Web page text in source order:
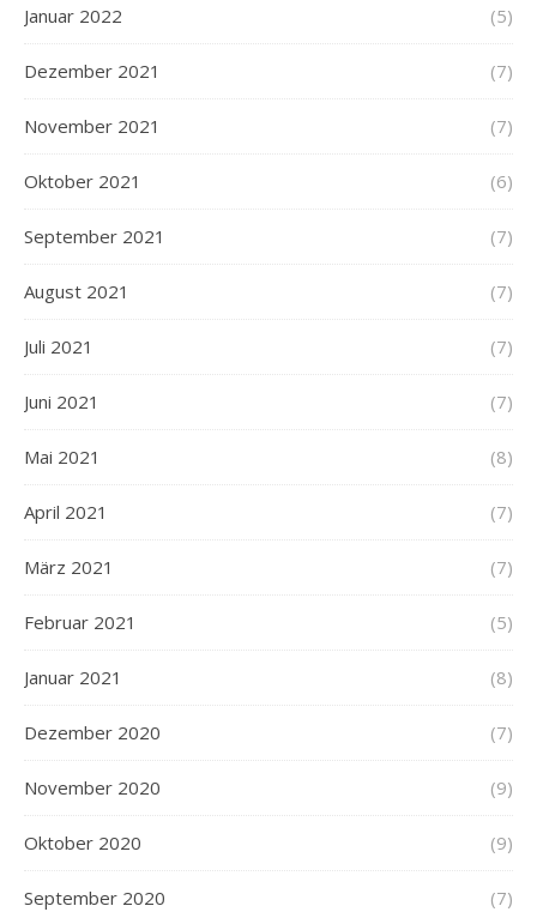
Januar 2022 (5)
Dezember 2021 (7)
November 2021 (7)
Oktober 2021 (6)
September 2021 (7)
August 2021 (7)
Juli 2021 (7)
Juni 2021 (7)
Mai 2021 (8)
April 2021 (7)
März 2021 (7)
Februar 2021 (5)
Januar 2021 (8)
Dezember 2020 (7)
November 2020 (9)
Oktober 2020 (9)
September 2020 (7)